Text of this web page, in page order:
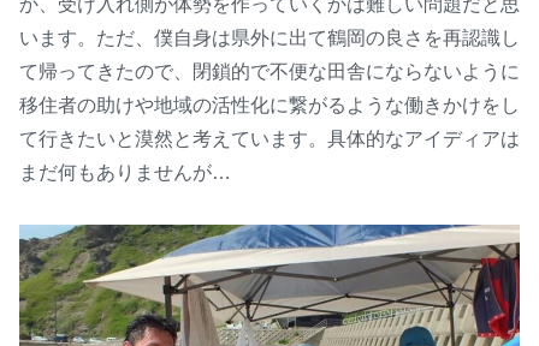
か、受け入れ側が体勢を作っていくかは難しい問題だと思
います。ただ、僕自身は県外に出て鶴岡の良さを再認識し
て帰ってきたので、閉鎖的で不便な田舎にならないように
移住者の助けや地域の活性化に繋がるような働きかけをし
て行きたいと漠然と考えています。具体的なアイディアは
まだ何もありませんが…